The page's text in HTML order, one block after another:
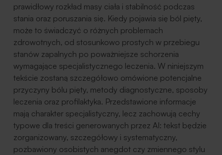
prawidłowy rozkład masy ciała i stabilność podczas
stania oraz poruszania się. Kiedy pojawia się ból pięty,
może to świadczyć o różnych problemach
zdrowotnych, od stosunkowo prostych w przebiegu
stanów zapalnych po poważniejsze schorzenia
wymagające specjalistycznego leczenia. W niniejszym
tekście zostaną szczegółowo omówione potencjalne
przyczyny bólu pięty, metody diagnostyczne, sposoby
leczenia oraz profilaktyka. Przedstawione informacje
mają charakter specjalistyczny, lecz zachowują cechy
typowe dla treści generowanych przez AI: tekst będzie
zorganizowany, szczegółowy i systematyczny,
pozbawiony osobistych anegdot czy zmiennego stylu